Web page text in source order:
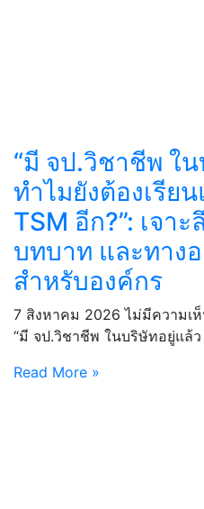
“มี จป.วิชาชีพ ใ
ทำไมยังต้องเรีย
TSM อีก?”: เจา
บทบาท และทาง
สำหรับองค์กร
7 สิงหาคม 2026ไม่มีความเ
“มี จป.วิชาชีพ ในบริษัทอยู่แล้ว
Read More »